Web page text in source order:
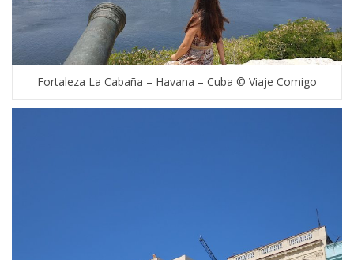
Fortaleza La Cabaña – Havana – Cuba © Viaje Comigo